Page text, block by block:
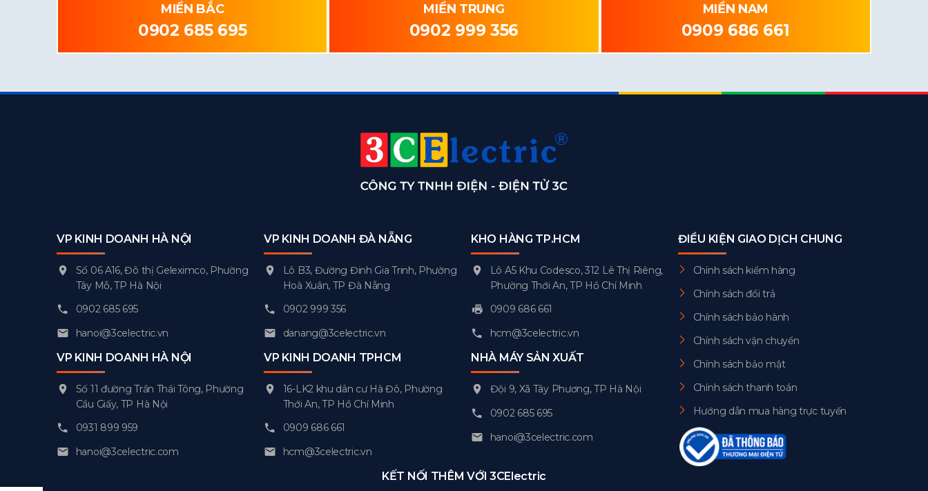
MIỀN BẮC
0902 685 695
MIỀN TRUNG
0902 999 356
MIỀN NAM
0909 686 661
VP KINH DOANH HÀ NỘI
Số 06 A16, Đô thị Geleximco, Phường
Tây Mỗ, TP Hà Nội
0902 685 695
hanoi@3celectric.vn
VP KINH DOANH HÀ NỘI
Số 11 đường Trần Thái Tông, Phường
Cầu Giấy, TP Hà Nội
0931 899 959
hanoi@3celectric.com
VP KINH DOANH ĐÀ NẴNG
Lô B3, Đường Đinh Gia Trinh, Phường
Hoà Xuân, TP Đà Nẵng
0902 999 356
danang@3celectric.vn
VP KINH DOANH TPHCM
16-LK2 khu dân cư Hà Đô, Phường
Thới An, TP Hồ Chí Minh
0909 686 661
hcm@3celectric.vn
KHO HÀNG TP.HCM
Lô A5 Khu Codesco, 312 Lê Thị Riêng,
Phường Thới An, TP Hồ Chí Minh
0909 686 661
hcm@3celectric.vn
NHÀ MÁY SẢN XUẤT
Đội 9, Xã Tây Phương, TP Hà Nội
0902 685 695
hanoi@3celectric.com
ĐIỀU KIỆN GIAO DỊCH CHUNG
Chính sách kiểm hàng
Chính sách đổi trả
Chính sách bảo hành
Chính sách vận chuyển
Chính sách bảo mật
Chính sách thanh toán
Hướng dẫn mua hàng trực tuyến
KẾT NỐI THÊM VỚI 3CElectric